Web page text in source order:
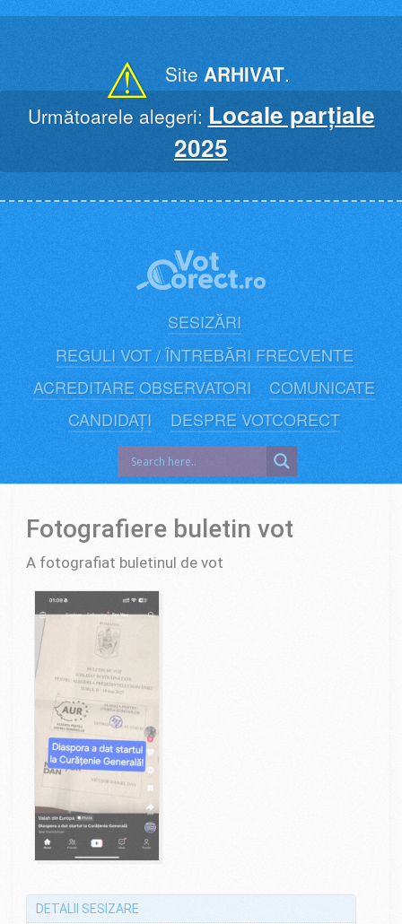
⚠ Site ARHIVAT.
Următoarele alegeri: Locale parțiale
2025
SESIZĂRI
REGULI VOT / ÎNTREBĂRI FRECVENTE
ACREDITARE OBSERVATORI
COMUNICATE
CANDIDAȚI
DESPRE VOTCORECT
Fotografiere buletin vot
A fotografiat buletinul de vot
DETALII SESIZARE